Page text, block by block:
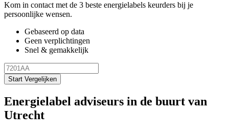
Kom in contact met de 3 beste energielabels keurders bij je
persoonlijke wensen.
Gebaseerd op data
Geen verplichtingen
Snel & gemakkelijk
Start Vergelijken
Energielabel adviseurs in de buurt van
Utrecht